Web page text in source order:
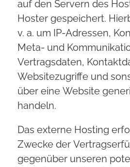
auf den Servern des
Hoster gespeichert.
v. a. um IP-Adressen,
Meta- und
Vertragsdaten,
Websitezugriffe und
über eine Website
handeln.
Das externe Hosting
Zwecke der
gegenüber unseren